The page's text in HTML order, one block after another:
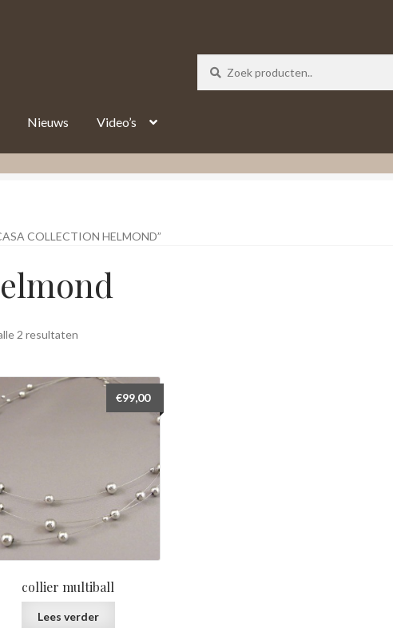
Nieuws Video’s
COLLECTION HELMOND”
2 resultaten
collier multiball
€99,00
Lees verder